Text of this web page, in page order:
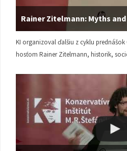
Rainer Zitelmann: Myths
KI organizoval ďalšiu z cyklu
hosťom Rainer Zitelmann, historik,